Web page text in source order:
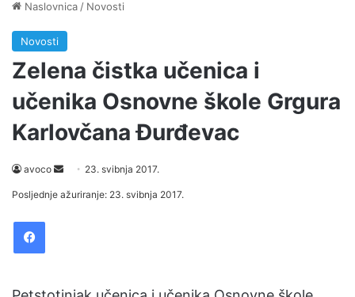
Naslovnica / Novosti
Novosti
Zelena čistka učenica i
učenika Osnovne škole Grgura
Karlovčana Đurđevac
avoco
e
23. svibnja 2017.
Posljednje ažuriranje: 23. svibnja 2017.